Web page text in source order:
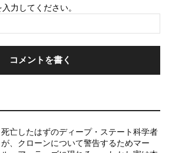
力してください。
死亡したはずのディープ・ステート科学者
が、クローンについて警告するためマー